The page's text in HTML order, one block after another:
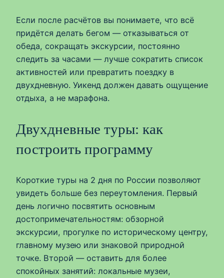
Если после расчётов вы понимаете, что всё
придётся делать бегом — отказываться от
обеда, сокращать экскурсии, постоянно
следить за часами — лучше сократить список
активностей или превратить поездку в
двухдневную. Уикенд должен давать ощущение
отдыха, а не марафона.
Двухдневные туры: как
построить программу
Короткие туры на 2 дня по России позволяют
увидеть больше без переутомления. Первый
день логично посвятить основным
достопримечательностям: обзорной
экскурсии, прогулке по историческому центру,
главному музею или знаковой природной
точке. Второй — оставить для более
спокойных занятий: локальные музеи,